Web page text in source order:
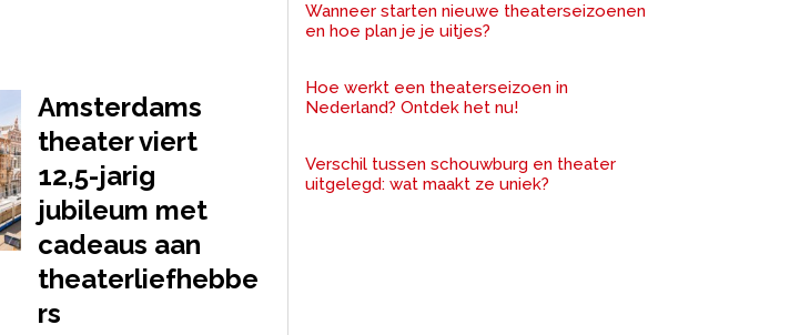
Amsterdams
theater viert
12,5-jarig
jubileum met
cadeaus aan
theaterliefhebbe
rs
Wanneer starten nieuwe theaterseizoenen
en hoe plan je je uitjes?
Hoe werkt een theaterseizoen in
Nederland? Ontdek het nu!
Verschil tussen schouwburg en theater
uitgelegd: wat maakt ze uniek?